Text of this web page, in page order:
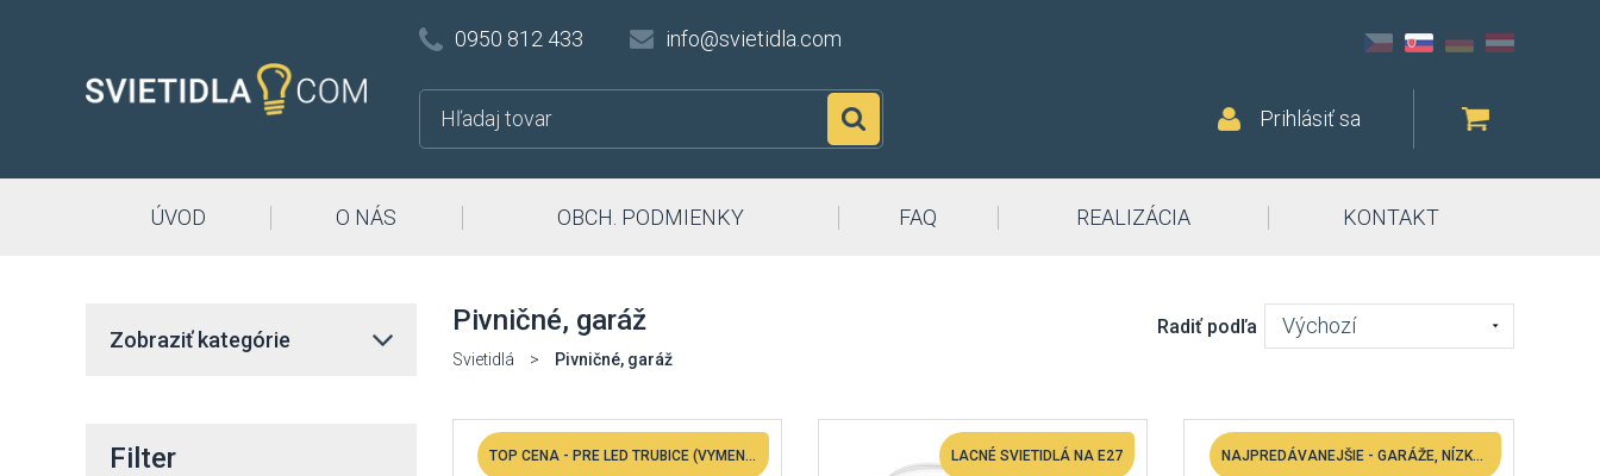
0950 812 433 info@svietidla.com
Prihlásiť sa
ÚVOD O NÁS OBCH. PODMIENKY FAQ REALIZÁCIA KONTAKT
Pivničné, garáž
Svietidlá > Pivničné, garáž
Radiť podľa Výchozí
TOP CENA - PRE LED TRUBICE (VYMENITEĽNÉ) LACNÉ SVIETIDLÁ NA E27 NAJPREDÁVANEJŠIE - GARÁŽE, NÍZKE HALY ATĎ.
Zobraziť kategórie
Filter